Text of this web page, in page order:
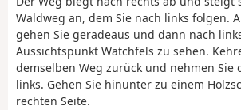
Waldweg an, dem Sie nach links folgen.
gehen Sie geradeaus und dann nach
Aussichtspunkt Watchfels zu sehen.
demselben Weg zurück und nehmen Sie
links. Gehen Sie hinunter zu einem
rechten Seite.